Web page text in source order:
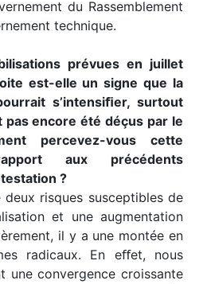
du Rassemblement
technique.
prévues en juillet
est-elle un signe que la
s’intensiﬁer, surtout
pas encore été déçus par le
percevez-vous cette
aux précédents
?
risques susceptibles de
et une augmentation
il y a une montée en
radicaux. En eﬀet, nous
une convergence croissante